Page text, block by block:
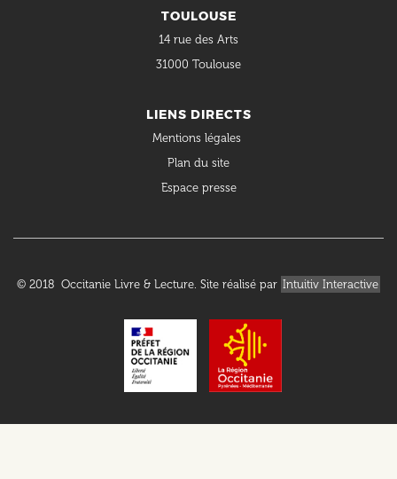
TOULOUSE
14 rue des Arts
31000 Toulouse
LIENS DIRECTS
Mentions légales
Plan du site
Espace presse
© 2018 Occitanie Livre & Lecture. Site réalisé par Intuitiv Interactive